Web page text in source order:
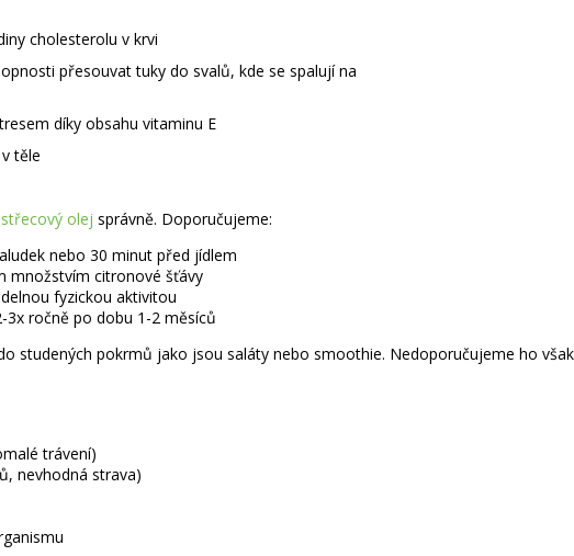
cholesterolu v krvi
přesouvat tuky do svalů, kde se spalují na
díky obsahu vitaminu E
těle
olej správně. Doporučujeme:
nebo 30 minut před jídlem
množstvím citronové šťávy
fyzickou aktivitou
ročně po dobu 1-2 měsíců
studených pokrmů jako jsou saláty nebo smoothie. Nedoporučujeme ho
trávení)
nevhodná strava)